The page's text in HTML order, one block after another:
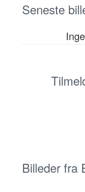
Seneste
Billeder fra